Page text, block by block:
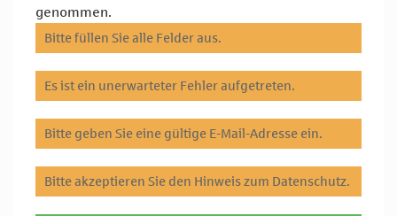
genommen.
Bitte füllen Sie alle Felder aus.
Es ist ein unerwarteter Fehler aufgetreten.
Bitte geben Sie eine gültige E-Mail-Adresse ein.
Bitte akzeptieren Sie den Hinweis zum Datenschutz.